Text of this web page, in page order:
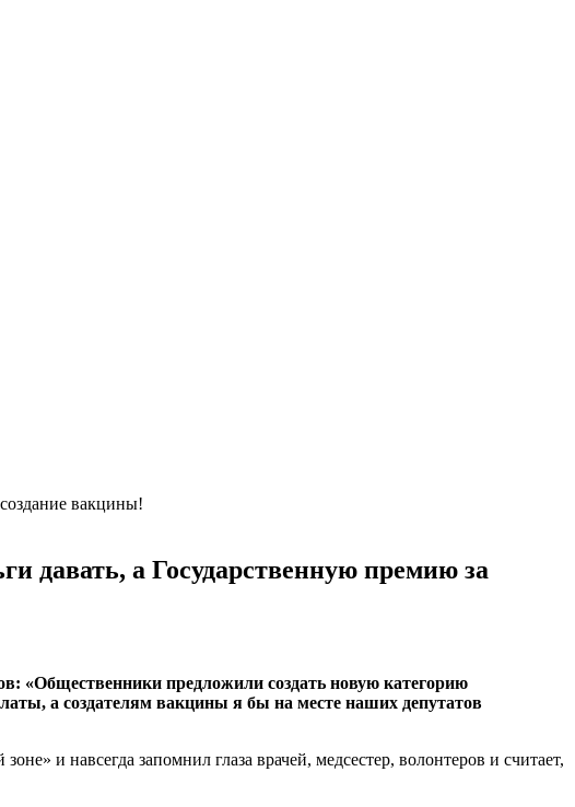
давать, а Государственную премию за
«Общественники предложили создать новую категорию
а создателям вакцины я бы на месте наших депутатов
и навсегда запомнил глаза врачей, медсестер, волонтеров и считает,